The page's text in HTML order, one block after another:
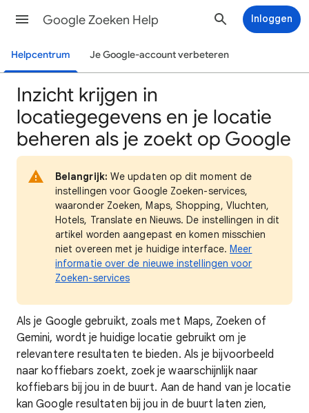
Google Zoeken Help Inloggen
Helpcentrum Je Google-account verbeteren
Inzicht krijgen in
locatiegegevens en je locatie
beheren als je zoekt op Google
Belangrijk: We updaten op dit moment de
instellingen voor Google Zoeken-services,
waaronder Zoeken, Maps, Shopping, Vluchten,
Hotels, Translate en Nieuws. De instellingen in dit
artikel worden aangepast en komen misschien
niet overeen met je huidige interface.Meer
informatie over de nieuwe instellingen voor
Zoeken-services
Als je Google gebruikt, zoals met Maps, Zoeken of
Gemini, wordt je huidige locatie gebruikt om je
relevantere resultaten te bieden. Als je bijvoorbeeld
naar koffiebars zoekt, zoek je waarschijnlijk naar
koffiebars bij jou in de buurt. Aan de hand van je locatie
kan Google resultaten bij jou in de buurt laten zien,